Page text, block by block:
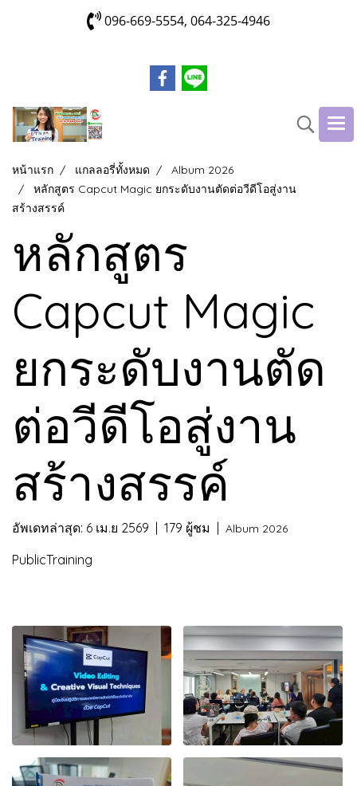
096-669-5554, 064-325-4946
หน้าแรก แกลลอรี่ทั้งหมด
Album 2026
หลักสูตร Capcut Magic ยกระดับงานตัดต่อวีดีโอสู่งาน
สร้างสรรค์
หลักสูตร
Capcut Magic
ยกระดับงานตัด
ต่อวีดีโอสู่งาน
สร้างสรรค์
อัพเดทล่าสุด: 6 เม.ย 2569 179 ผู้ชม Album 2026
PublicTraining